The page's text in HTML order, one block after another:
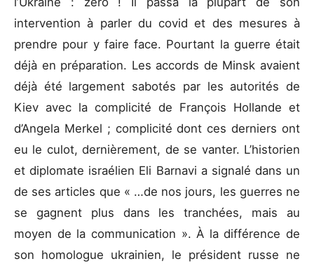
intervention à parler du covid et des mesures à
prendre pour y faire face. Pourtant la guerre était
déjà en préparation. Les accords de Minsk avaient
déjà été largement sabotés par les autorités de
Kiev avec la complicité de François Hollande et
d’Angela Merkel ; complicité dont ces derniers ont
eu le culot, dernièrement, de se vanter. L’historien
et diplomate israélien Eli Barnavi a signalé dans un
de ses articles que « …de nos jours, les guerres ne
se gagnent plus dans les tranchées, mais au
moyen de la communication ». À la différence de
son homologue ukrainien, le président russe ne